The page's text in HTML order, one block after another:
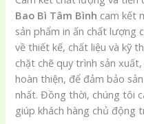
Bao Bì Tâm Bình cam kết
sản phẩm in ấn chất lượng
về thiết kế, chất liệu và kỹ
chặt chẽ quy trình sản
hoàn thiện, để đảm bảo
nhất. Đồng thời, chúng tôi
giúp khách hàng chủ động